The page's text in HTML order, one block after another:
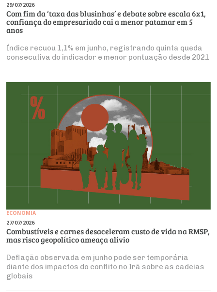
29/07/2026
Com fim da ‘taxa das blusinhas’ e debate sobre escala 6x1,
confiança do empresariado cai a menor patamar em 5
anos
Índice recuou 1,1% em junho, registrando quinta queda
consecutiva do indicador e menor pontuação desde 2021
ECONOMIA
27/07/2026
Combustíveis e carnes desaceleram custo de vida na RMSP,
mas risco geopolítico ameaça alívio
Deflação observada em junho pode ser temporária
diante dos impactos do conflito no Irã sobre as cadeias
globais